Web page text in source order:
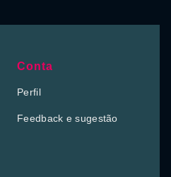
Conta
Perfil
Feedback e sugestão